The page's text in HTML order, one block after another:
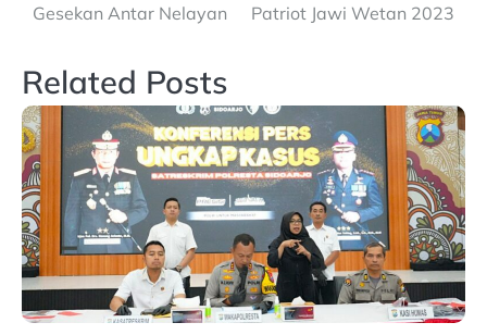
Gesekan Antar Nelayan
Patriot Jawi Wetan 2023
Related Posts